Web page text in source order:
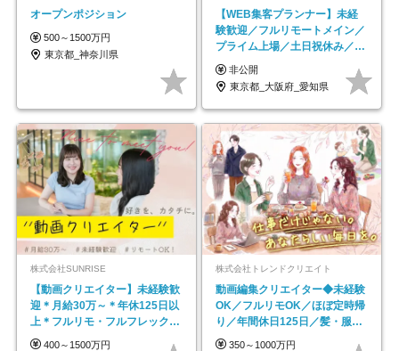
オープンポジション
500～1500万円
東京都_神奈川県
【WEB集客プランナー】未経
験歓迎／フルリモートメイン／
プライム上場／土日祝休み／東
京・大阪・名古屋
非公開
東京都_大阪府_愛知県
株式会社SUNRISE
【動画クリエイター】未経験歓
迎＊月給30万～＊年休125日以
上＊フルリモ・フルフレックス
◆10名の採用が決定◆
400～1500万円
株式会社トレンドクリエイト
動画編集クリエイター◆未経験
OK／フルリモOK／ほぼ定時帰
り／年間休日125日／髪・服・
ネイル自由／副業OK
350～1000万円